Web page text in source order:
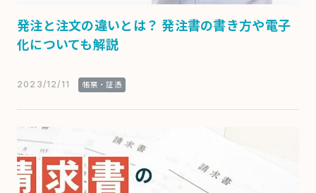
発注と注文の違いとは？ 発注書の書き方や電子
化についても解説
2023/12/11 帳票・証憑